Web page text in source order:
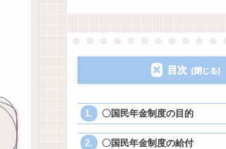
目次
〇国民年金制度の目的
〇国民年金制度の給付